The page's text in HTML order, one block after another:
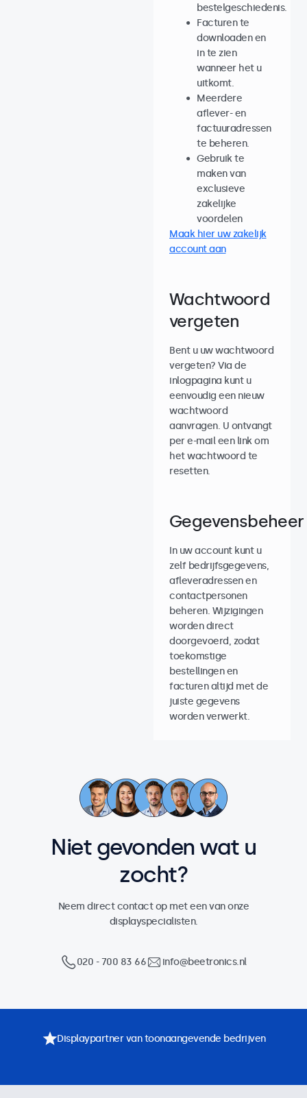
bestelgeschiedenis.
Facturen te
downloaden en
in te zien
wanneer het u
uitkomt.
Meerdere
aflever- en
factuuradressen
te beheren.
Gebruik te
maken van
exclusieve
zakelijke
voordelen
Maak hier uw zakelijk
account aan
Wachtwoord
vergeten
Bent u uw wachtwoord
vergeten? Via de
inlogpagina kunt u
eenvoudig een nieuw
wachtwoord
aanvragen. U ontvangt
per e-mail een link om
het wachtwoord te
resetten.
Gegevensbeheer
In uw account kunt u
zelf bedrijfsgegevens,
afleveradressen en
contactpersonen
beheren. Wijzigingen
worden direct
doorgevoerd, zodat
toekomstige
bestellingen en
facturen altijd met de
juiste gegevens
worden verwerkt.
Niet gevonden wat u
zocht?
Neem direct contact op met een van onze
displayspecialisten.
020 - 700 83 66 info@beetronics.nl
Displaypartner van toonaangevende bedrijven